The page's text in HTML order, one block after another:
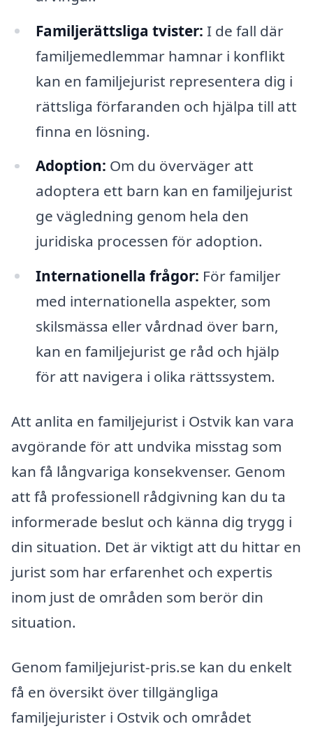
Familjerättsliga tvister: I de fall där
familjemedlemmar hamnar i konflikt
kan en familjejurist representera dig i
rättsliga förfaranden och hjälpa till att
finna en lösning.
Adoption: Om du överväger att
adoptera ett barn kan en familjejurist
ge vägledning genom hela den
juridiska processen för adoption.
Internationella frågor: För familjer
med internationella aspekter, som
skilsmässa eller vårdnad över barn,
kan en familjejurist ge råd och hjälp
för att navigera i olika rättssystem.
Att anlita en familjejurist i Ostvik kan vara
avgörande för att undvika misstag som
kan få långvariga konsekvenser. Genom
att få professionell rådgivning kan du ta
informerade beslut och känna dig trygg i
din situation. Det är viktigt att du hittar en
jurist som har erfarenhet och expertis
inom just de områden som berör din
situation.
Genom familjejurist-pris.se kan du enkelt
få en översikt över tillgängliga
familjejurister i Ostvik och området